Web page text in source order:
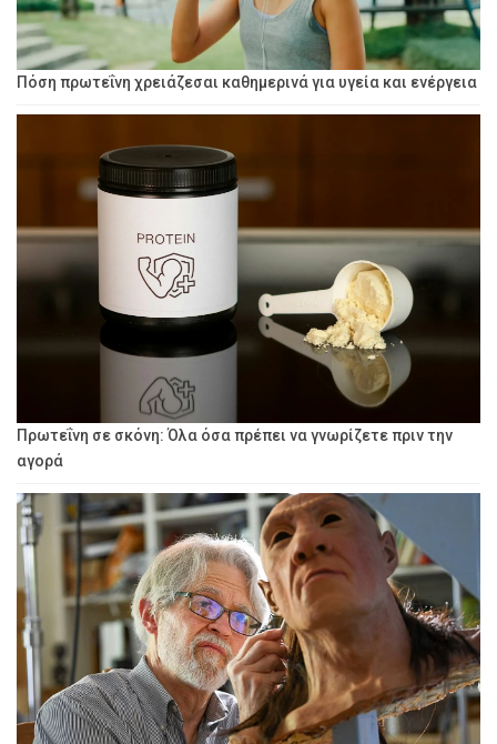
Πόση πρωτεΐνη χρειάζεσαι καθημερινά για υγεία και ενέργεια
Πρωτεΐνη σε σκόνη: Όλα όσα πρέπει να γνωρίζετε πριν την
αγορά